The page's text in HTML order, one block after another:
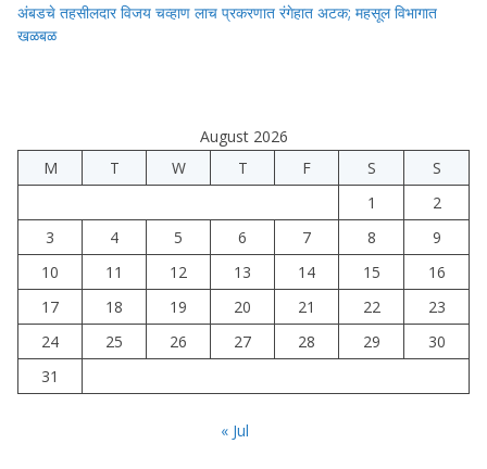
अंबडचे तहसीलदार विजय चव्हाण लाच प्रकरणात रंगेहात अटक; महसूल विभागात
खळबळ
August 2026
M
T W T F S
S
1
2
3
4 5 6 7 8
9
10
11 12 13 14 15
16
17
18 19 20 21 22
23
24
25 26 27 28 29
30
31
« Jul